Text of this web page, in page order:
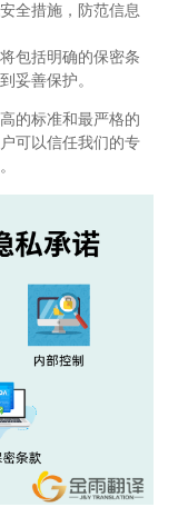
全措施，防范信息
包括明确的保密条
妥善保护。
的标准和最严格的
可以信任我们的专